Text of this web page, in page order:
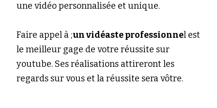
une vidéo personnalisée et unique.
Faire appel à ;un vidéaste professionnel est
le meilleur gage de votre réussite sur
youtube. Ses réalisations attireront les
regards sur vous et la réussite sera vôtre.